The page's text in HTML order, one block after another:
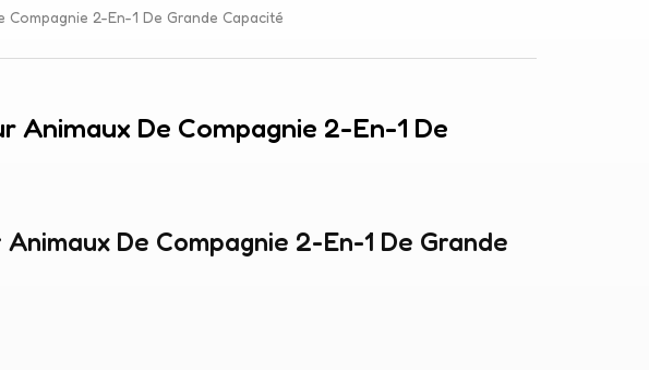
2-En-1 De Grande Capacité
Animaux De Compagnie 2-En-1 De
De Compagnie 2-En-1 De Grande